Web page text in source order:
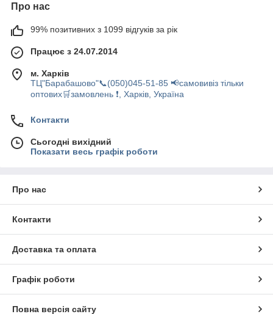
Про нас
99% позитивних з 1099 відгуків за рік
Працює з 24.07.2014
м. Харків
ТЦ"Барабашово"📞(050)045-51-85 📢самовивіз тільки
оптових🛒замовлень ❗, Харків, Україна
Контакти
Сьогодні вихідний
Показати весь графік роботи
Про нас
Контакти
Доставка та оплата
Графік роботи
Повна версія сайту